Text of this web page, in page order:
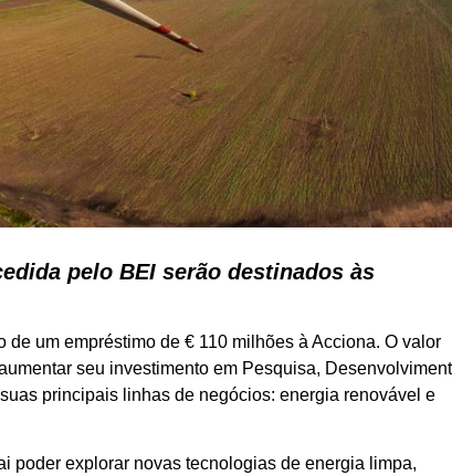
pelo BEI serão destinados às
um empréstimo de € 110 milhões à Acciona. O valor
seu investimento em Pesquisa,
principais linhas de negócios: energia renovável e
poder explorar novas tecnologias de energia limpa,